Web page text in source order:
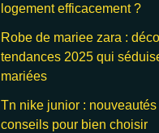
logement efficacement ?
Robe de mariee zara :
tendances 2025 qui
mariées
Tn nike junior :
conseils pour bien choisir